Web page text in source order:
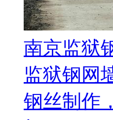
南京监狱
监狱钢网
钢丝制作